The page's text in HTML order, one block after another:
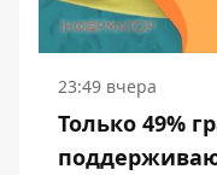
23:49 вчера
Только 49%